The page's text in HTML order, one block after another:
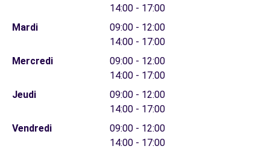
14:00 - 17:00
Mardi
09:00 - 12:00
14:00 - 17:00
Mercredi
09:00 - 12:00
14:00 - 17:00
Jeudi
09:00 - 12:00
14:00 - 17:00
Vendredi
09:00 - 12:00
14:00 - 17:00